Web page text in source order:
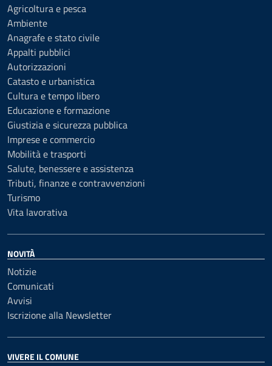
Agricoltura e pesca
Ambiente
Anagrafe e stato civile
Appalti pubblici
Autorizzazioni
Catasto e urbanistica
Cultura e tempo libero
Educazione e formazione
Giustizia e sicurezza pubblica
Imprese e commercio
Mobilità e trasporti
Salute, benessere e assistenza
Tributi, finanze e contravvenzioni
Turismo
Vita lavorativa
NOVITÀ
Notizie
Comunicati
Avvisi
Iscrizione alla Newsletter
VIVERE IL COMUNE